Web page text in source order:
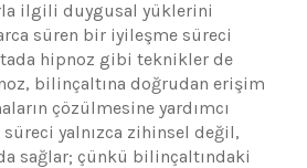
ilgili duygusal yüklerini
süren bir iyileşme süreci
hipnoz gibi teknikler de
bilinçaltına doğrudan erişim
çözülmesine yardımcı
yalnızca zihinsel değil,
sağlar; çünkü bilinçaltındaki